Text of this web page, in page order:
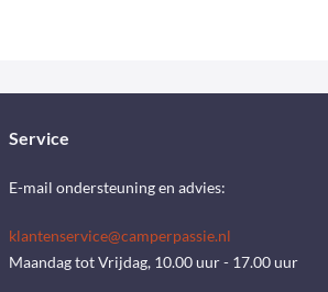
Service
E-mail ondersteuning en advies:
klantenservice@camperpassie.nl
Maandag tot Vrijdag, 10.00 uur - 17.00 uur